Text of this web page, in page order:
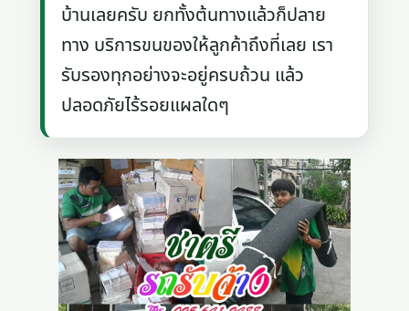
บ้านเลยครับ ยกทั้งต้นทางแล้วก็ปลาย
ทาง บริการขนของให้ลูกค้าถึงที่เลย เรา
รับรองทุกอย่างจะอยู่ครบถ้วน แล้ว
ปลอดภัยไร้รอยแผลใดๆ